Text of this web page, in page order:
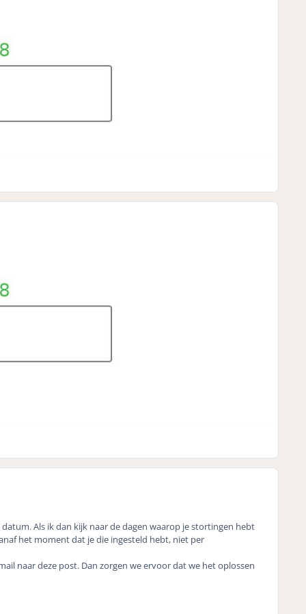
Als ik dan kijk naar de dagen waarop je stortingen hebt
het moment dat je die ingesteld hebt, niet per
naar deze post. Dan zorgen we ervoor dat we het oplossen